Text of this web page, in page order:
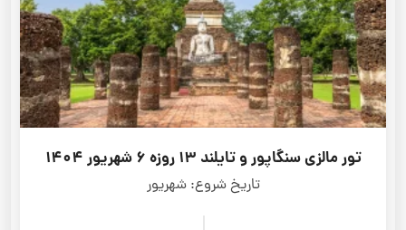
تور مالزی سنگاپور و تایلند 13 روزه 6 شهریور 1404
تاریخ شروع: شهریور